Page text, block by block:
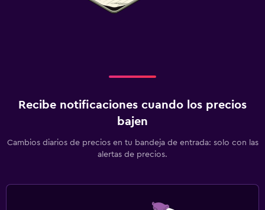
Recibe notificaciones cuando los precios
bajen
Cambios diarios de precios en tu bandeja de entrada: solo con las
alertas de precios.